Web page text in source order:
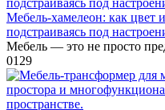
Мебель-хамелеон: как цвет
подстраиваясь под
Мебель — это не просто
0129